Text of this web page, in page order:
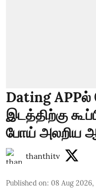
Dating APPல்
இடத்திற்கு
போய் அலறிய
thanthitv
Published on: 08 Aug 2026,